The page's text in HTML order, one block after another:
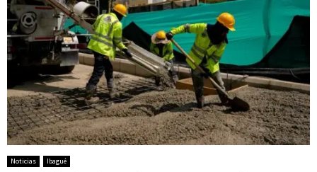
Noticias Ibagué